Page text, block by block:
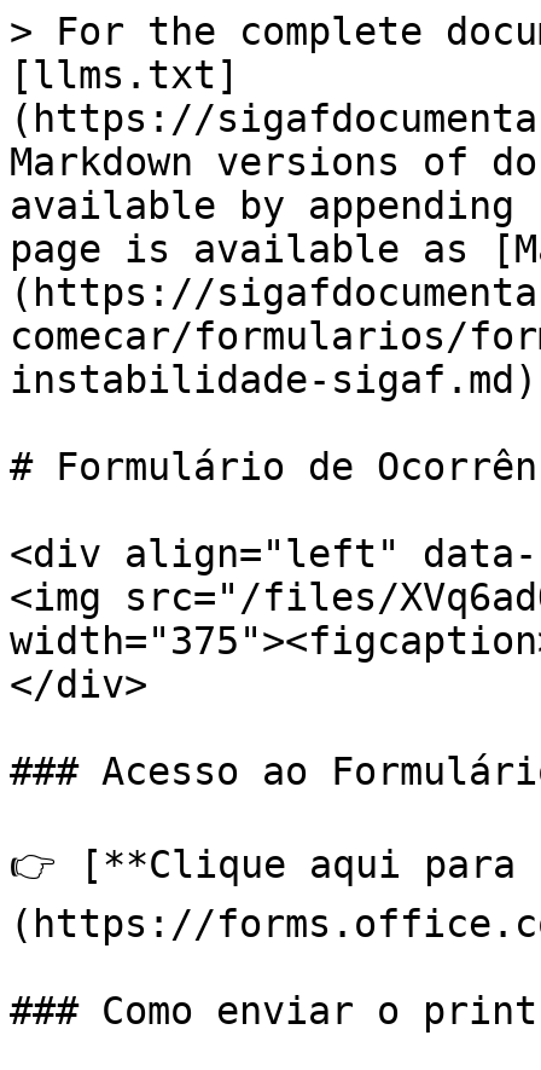
> For the complete
[llms.txt]
(https://
Markdown versions of
available by
page is available as
(https://
comecar/formularios/
instabilidade-
# Formulário de
<div align="left"
<img src="/files/
</div>
### Acesso ao
👉 [**Clique aqui para
(https://
### Como enviar o